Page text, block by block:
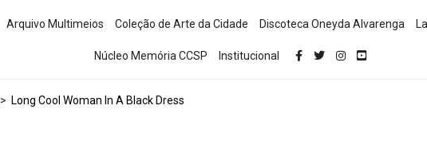
Arquivo Multimeios Coleção de Arte da Cidade Discoteca Oneyda Alvarenga
Núcleo Memória CCSP Institucional
> Long Cool Woman In A Black Dress